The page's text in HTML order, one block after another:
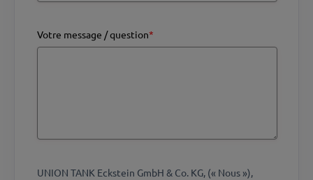
Votre message / question*
UNION TANK Eckstein GmbH & Co. KG, (« Nous »),